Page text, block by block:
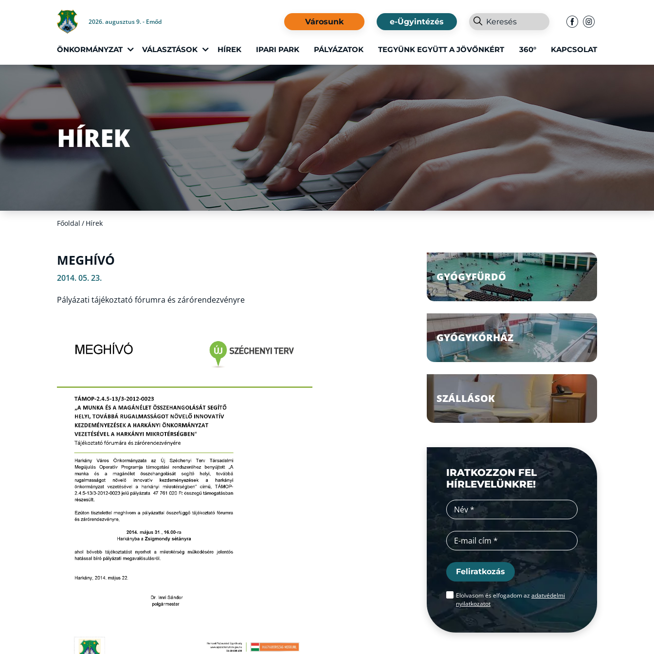
2026. augusztus 9. - Emőd Városunk e-Ügyintézés
ÖNKORMÁNYZAT VÁLASZTÁSOK HÍREK IPARI PARK PÁLYÁZATOK TEGYÜNK EGYÜTT A JÖVŐNKÉRT 360° KAPCSOLAT
HÍREK
Főoldal / Hírek
MEGHÍVÓ
2014. 05. 23.
Pályázati tájékoztató fórumra és zárórendezvényre
GYÓGYFÜRDŐ
GYÓGYKÓRHÁZ
SZÁLLÁSOK
IRATKOZZON FEL
HÍRLEVELÜNKRE!
Feliratkozás
Elolvasom és elfogadom azadatvédelmi
nyilatkozatot